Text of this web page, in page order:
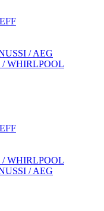
/ AEG
WHIRLPOOL
WHIRLPOOL
/ AEG